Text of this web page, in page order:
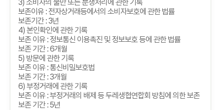
3) 소비자의 불만 또는 분쟁처리에 관한 기록
보존이유 : 전자상거래등에서의 소비자보호에 관한 법률
보존기간 : 3년
4) 본인확인에 관한 기록
보존 이유 : 정보통신 이용촉진 및 정보보호 등에 관한 법률
보존 기간 : 6개월
5) 방문에 관한 기록
보존 이유 :통신비밀보호법
보존 기간 : 3개월
6) 부정거래에 관한 기록
보존 이유 :부정거래의 배제 등 두레생협연합회 방침에 의한 보존
보존 기간 : 5년